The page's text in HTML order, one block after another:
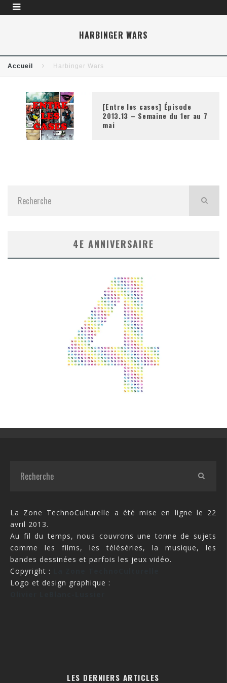
HARBINGER WARS
Accueil Harbinger Wars
[Entre les cases] Épisode
2013.13 – Semaine du 1er au 7
mai
4E ANNIVERSAIRE
La Zone TechnoCulturelle a été mise en ligne le 22
avril 2013.
Au fil du temps, nous couvrons une tonne de sujets
comme les films, les téléséries, la musique, les
bandes dessinées et parfois les jeux vidéo.
Copyright :
Logo et design graphique :
LES DERNIERS ARTICLES